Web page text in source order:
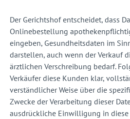
Der Gerichtshof entscheidet, dass
Onlinebestellung
eingeben, Gesundheitsdaten im
darstellen, auch wenn der Verkauf
ärztlichen Verschreibung bedarf.
Verkäufer diese Kunden klar,
verständlicher Weise über die
Zwecke der Verarbeitung dieser
ausdrückliche Einwilligung in